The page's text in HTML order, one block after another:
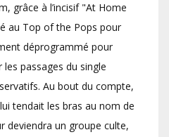
grâce à l’incisif "At Home
au Top of the Pops pour
déprogrammé pour
passages du single
Au bout du compte,
tendait les bras au nom de
deviendra un groupe culte,